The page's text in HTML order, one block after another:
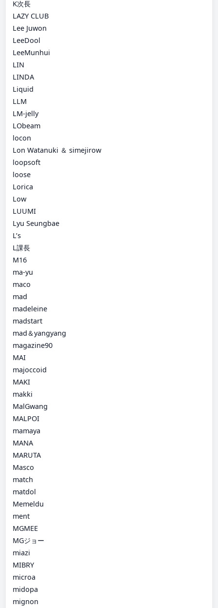
K次長
LAZY CLUB
Lee Juwon
LeeDool
LeeMunhui
LIN
LINDA
Liquid
LLM
LM-jelly
LObeam
locon
Lon Watanuki ＆ simejirow
loopsoft
loose
Lorica
Low
LUUMI
Lyu Seungbae
L’s
L課長
M16
ma-yu
maco
mad
madeleine
madstart
mad＆yangyang
magazine90
MAI
majoccoid
MAKI
makki
MalGwang
MALPOI
mamaya
MANA
MARUTA
Masco
match
matdol
Memeldu
ment
MGMEE
MGジョー
miazi
MIBRY
microa
midopa
mignon